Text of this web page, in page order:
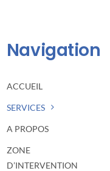
Navigation
ACCUEIL
SERVICES
A PROPOS
ZONE
D’INTERVENTION